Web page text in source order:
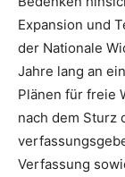
Expansion und
der Nationale
Jahre lang an
Plänen für freie
nach dem Sturz
Verfassung